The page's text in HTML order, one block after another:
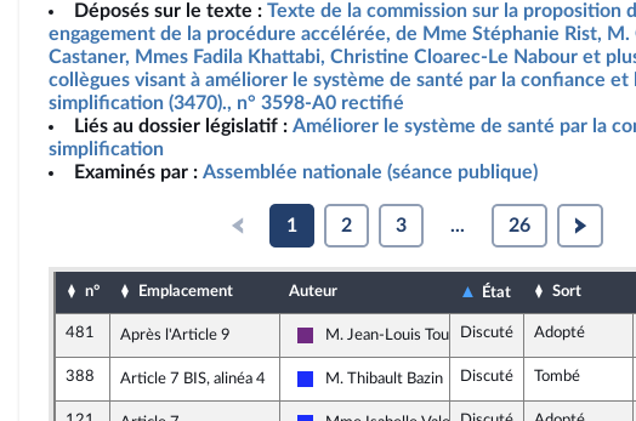
Déposés sur le texte : Texte de la commission sur la proposition
engagement de la procédure accélérée, de Mme Stéphanie Rist, M.
Castaner, Mmes Fadila Khattabi, Christine Cloarec-Le Nabour et
collègues visant à améliorer le système de santé par la confiance et
simplification (3470)., n° 3598-A0 rectifié
Liés au dossier législatif : Améliorer le système de santé par la
simplification
Examinés par : Assemblée nationale (séance publique)
1 2 3 ... 26
n° Emplacement Auteur État Sort
481 Après l'Article 9
La République en Marche
M. Jean-Louis TouraineDiscuté Adopté
388 Article 7 BIS, alinéa 4
Les Républicains
M. Thibault Bazin Discuté Tombé